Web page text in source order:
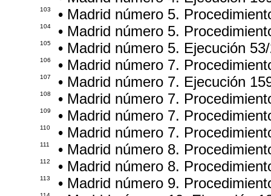
103 • Madrid número 5.
104 • Madrid número 5.
105 • Madrid número 5. Ejecución
106 • Madrid número 7.
107 • Madrid número 7. Ejecución
108 • Madrid número 7.
109 • Madrid número 7.
110 • Madrid número 7.
111 • Madrid número 8.
112 • Madrid número 8.
113 • Madrid número 9.